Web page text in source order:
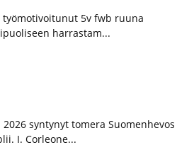
5v fwb ruuna
harrastam...
syntynyt tomera Suomenhevos
I. Corleone...